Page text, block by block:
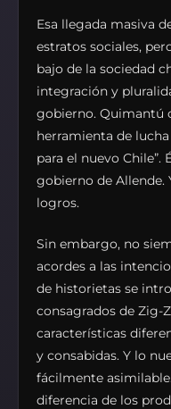
Esa llegada masiva
estratos sociales,
bajo de la sociedad
integración y
gobierno. Quimantú
herramienta de
para el nuevo Chile”.
gobierno de Allende.
logros.
Sin embargo, no
acordes a las
de historietas se
consagrados de Zig-
características
y consabidas. Y lo
fácilmente
diferencia de los